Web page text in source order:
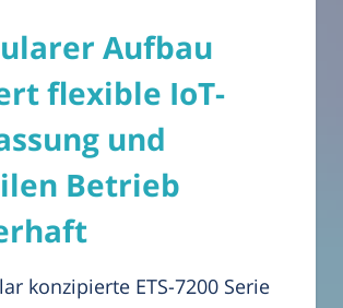
Aufbau
flexible IoT-
und
Betrieb
konzipierte ETS-7200 Serie